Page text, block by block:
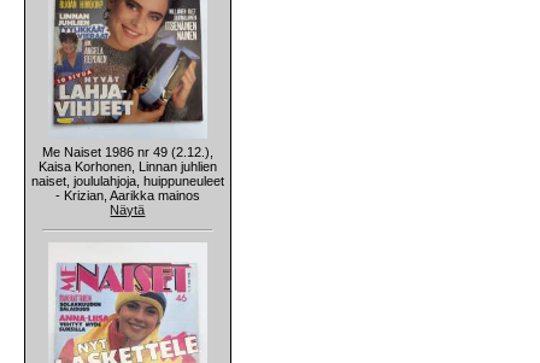
Me Naiset 1986 nr 49 (2.12.),
Kaisa Korhonen, Linnan juhlien
naiset, joululahjoja, huippuneuleet
- Krizian, Aarikka mainos
Näytä